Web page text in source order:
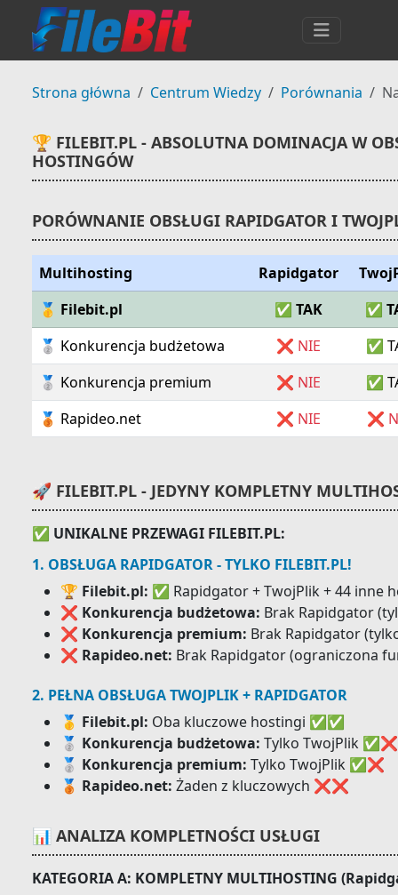
Strona główna Centrum Wiedzy Porównania
🏆 FILEBIT.PL - ABSOLUTNA DOMINACJA W
HOSTINGÓW
PORÓWNANIE OBSŁUGI RAPIDGATOR I
Multihosting Rapidgator
🥇 Filebit.pl
✅ TAK
✅
🥈 Konkurencja budżetowa
❌ NIE
✅
🥈 Konkurencja premium
❌ NIE
✅
🥉 Rapideo.net
❌ NIE ❌
🚀 FILEBIT.PL - JEDYNY KOMPLETNY
✅ UNIKALNE PRZEWAGI FILEBIT.PL:
1. OBSŁUGA RAPIDGATOR - TYLKO FILEBIT.PL!
🏆 Filebit.pl: ✅ Rapidgator + TwojPlik + 44 inne
❌ Konkurencja budżetowa: Brak Rapidgator
❌ Konkurencja premium: Brak Rapidgator
❌ Rapideo.net: Brak Rapidgator (ograniczona
2. PEŁNA OBSŁUGA TWOJPLIK + RAPIDGATOR
🥇 Filebit.pl: Oba kluczowe hostingi ✅✅
🥈 Konkurencja budżetowa: Tylko TwojPlik ✅❌
🥈 Konkurencja premium: Tylko TwojPlik ✅❌
🥉 Rapideo.net: Żaden z kluczowych ❌❌
📊 ANALIZA KOMPLETNOŚCI USŁUGI
KATEGORIA A: KOMPLETNY MULTIHOSTING